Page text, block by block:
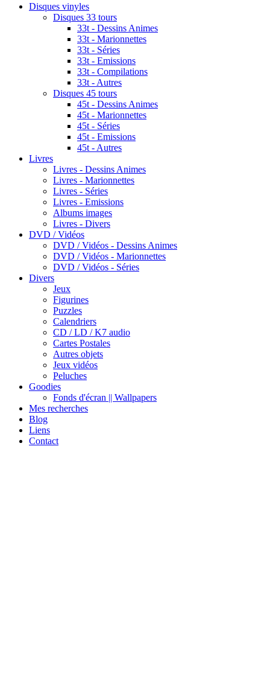
Disques vinyles
Disques 33 tours
33t - Dessins Animes
33t - Marionnettes
33t - Séries
33t - Emissions
33t - Compilations
33t - Autres
Disques 45 tours
45t - Dessins Animes
45t - Marionnettes
45t - Séries
45t - Emissions
45t - Autres
Livres
Livres - Dessins Animes
Livres - Marionnettes
Livres - Séries
Livres - Emissions
Albums images
Livres - Divers
DVD / Vidéos
DVD / Vidéos - Dessins Animes
DVD / Vidéos - Marionnettes
DVD / Vidéos - Séries
Divers
Jeux
Figurines
Puzzles
Calendriers
CD / LD / K7 audio
Cartes Postales
Autres objets
Jeux vidéos
Peluches
Goodies
Fonds d'écran || Wallpapers
Mes recherches
Blog
Liens
Contact